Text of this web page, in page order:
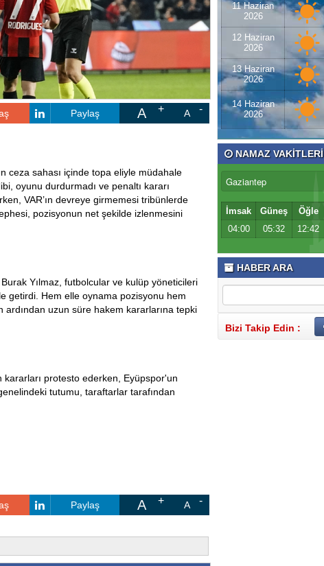
Paylaş A A
ceza sahası içinde topa eliyle müdahale
oyunu durdurmadı ve penaltı kararı
VAR’ın devreye girmemesi tribünlerde
pozisyonun net şekilde izlenmesini
Yılmaz, futbolcular ve kulüp yöneticileri
getirdi. Hem elle oynama pozisyonu hem
ardından uzun süre hakem kararlarına tepki
protesto ederken, Eyüpspor'un
tutumu, taraftarlar tarafından
Paylaş A A
11 Haziran
2026
12 Haziran
2026
13 Haziran
2026
14 Haziran
2026
NAMAZ VAKİTLERİ
İmsak Güneş Öğle
04:00
05:32 12:42
HABER ARA
Bizi Takip Edin :